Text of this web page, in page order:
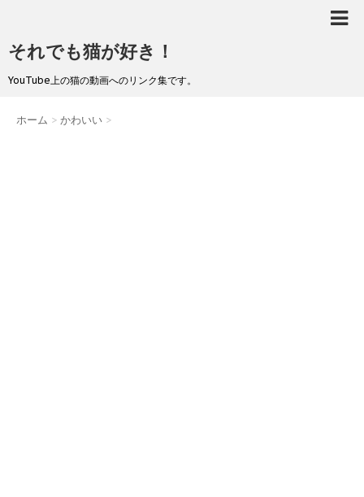
それでも猫が好き！
YouTube上の猫の動画へのリンク集です。
ホーム > かわいい >